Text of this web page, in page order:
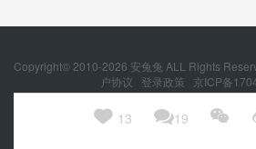
 13 19 
Copyright© 2010-2026 安兔兔 ALL Rights
户协议
登录政策
京ICP备
京公网安备